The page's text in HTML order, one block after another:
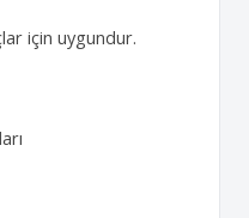
için uygundur.